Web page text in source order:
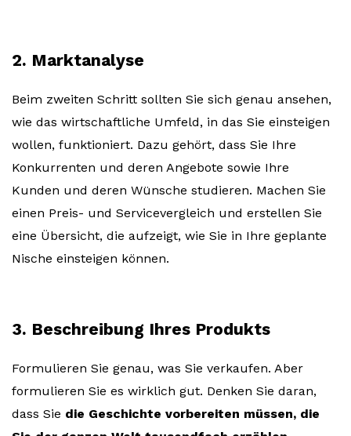
2. Marktanalyse
Beim zweiten Schritt sollten Sie sich genau ansehen,
wie das wirtschaftliche Umfeld, in das Sie einsteigen
wollen, funktioniert. Dazu gehört, dass Sie Ihre
Konkurrenten und deren Angebote sowie Ihre
Kunden und deren Wünsche studieren. Machen Sie
einen Preis- und Servicevergleich und erstellen Sie
eine Übersicht, die aufzeigt, wie Sie in Ihre geplante
Nische einsteigen können.
3. Beschreibung Ihres Produkts
Formulieren Sie genau, was Sie verkaufen. Aber
formulieren Sie es wirklich gut. Denken Sie daran,
dass Sie die Geschichte vorbereiten müssen, die